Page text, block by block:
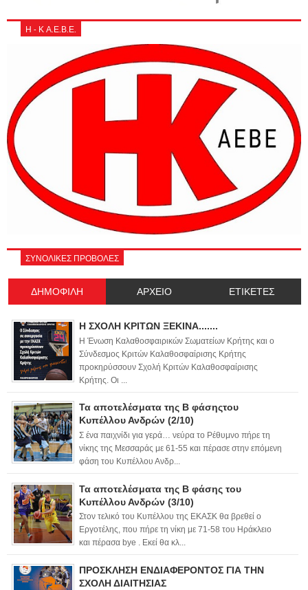
Η - Κ Α.Ε.Β.Ε.
ΣΥΝΟΛΙΚΕΣ ΠΡΟΒΟΛΕΣ
ΔΗΜΟΦΙΛΗ ΑΡΧΕΙΟ ΕΤΙΚΕΤΕΣ
Η ΣΧΟΛΗ ΚΡΙΤΩΝ ΞΕΚΙΝΑ.......
Η Ένωση Καλαθοσφαιρικών Σωματείων Κρήτης και ο
Σύνδεσμος Κριτών Καλαθοσφαίρισης Κρήτης
προκηρύσσουν Σχολή Κριτών Καλαθοσφαίρισης
Κρήτης. Οι ...
Τα αποτελέσματα της Β φάσηςτου
Κυπέλλου Ανδρών (2/10)
Σ ένα παιχνίδι για γερά… νεύρα το Ρέθυμνο πήρε τη
νίκης της Μεσσαράς με 61-55 και πέρασε στην επόμενη
φάση του Κυπέλλου Ανδρ...
Τα αποτελέσματα της Β φάσης του
Κυπέλλου Ανδρών (3/10)
Στον τελικό του Κυπέλλου της ΕΚΑΣΚ θα βρεθεί ο
Εργοτέλης, που πήρε τη νίκη με 71-58 του Ηράκλειο
και πέρασα bye . Εκεί θα κλ...
ΠΡΟΣΚΛΗΣΗ ΕΝΔΙΑΦΕΡΟΝΤΟΣ ΓΙΑ ΤΗΝ
ΣΧΟΛΗ ΔΙΑΙΤΗΣΙΑΣ